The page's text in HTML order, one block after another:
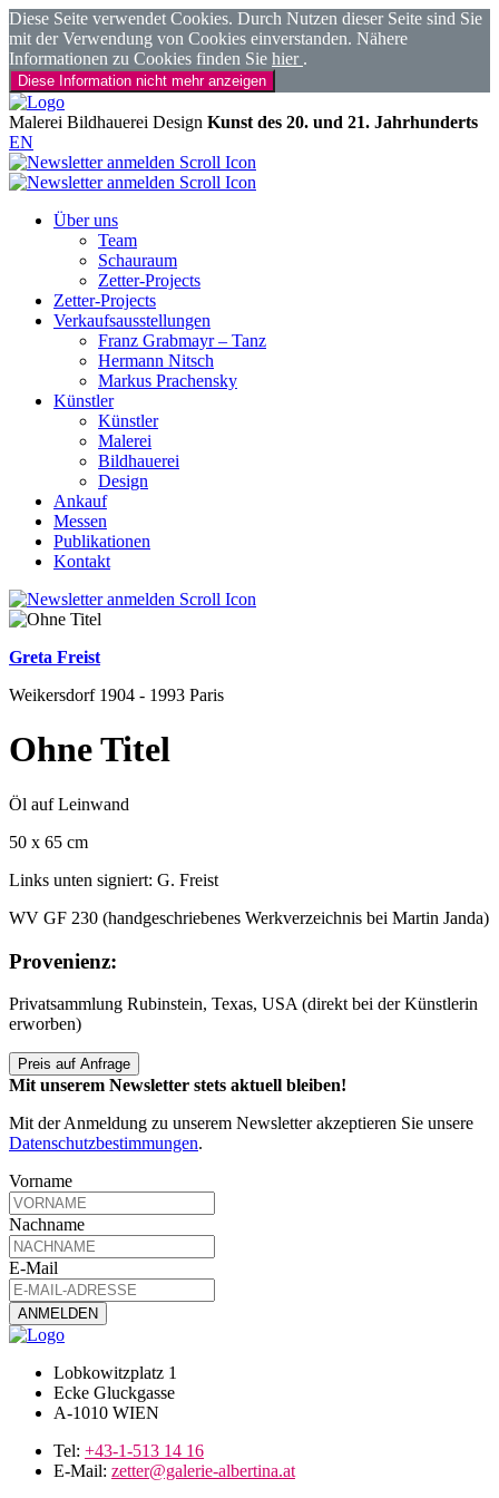
Diese Seite verwendet Cookies. Durch Nutzen dieser Seite sind Sie
mit der Verwendung von Cookies einverstanden. Nähere
Informationen zu Cookies finden Sie hier .
Diese Information nicht mehr anzeigen
Malerei Bildhauerei Design Kunst des 20. und 21. Jahrhunderts
EN
Über uns
Team
Schauraum
Zetter-Projects
Zetter-Projects
Verkaufsausstellungen
Franz Grabmayr – Tanz
Hermann Nitsch
Markus Prachensky
Künstler
Künstler
Malerei
Bildhauerei
Design
Ankauf
Messen
Publikationen
Kontakt
Greta Freist
Weikersdorf 1904 - 1993 Paris
Ohne Titel
Öl auf Leinwand
50 x 65 cm
Links unten signiert: G. Freist
WV GF 230 (handgeschriebenes Werkverzeichnis bei Martin Janda)
Provenienz:
Privatsammlung Rubinstein, Texas, USA (direkt bei der Künstlerin
erworben)
Preis auf Anfrage
Mit unserem Newsletter stets aktuell bleiben!
Mit der Anmeldung zu unserem Newsletter akzeptieren Sie unsere
Datenschutzbestimmungen.
Vorname
Nachname
E-Mail
Lobkowitzplatz 1
Ecke Gluckgasse
A-1010 WIEN
Tel: +43-1-513 14 16
E-Mail: zetter@galerie-albertina.at